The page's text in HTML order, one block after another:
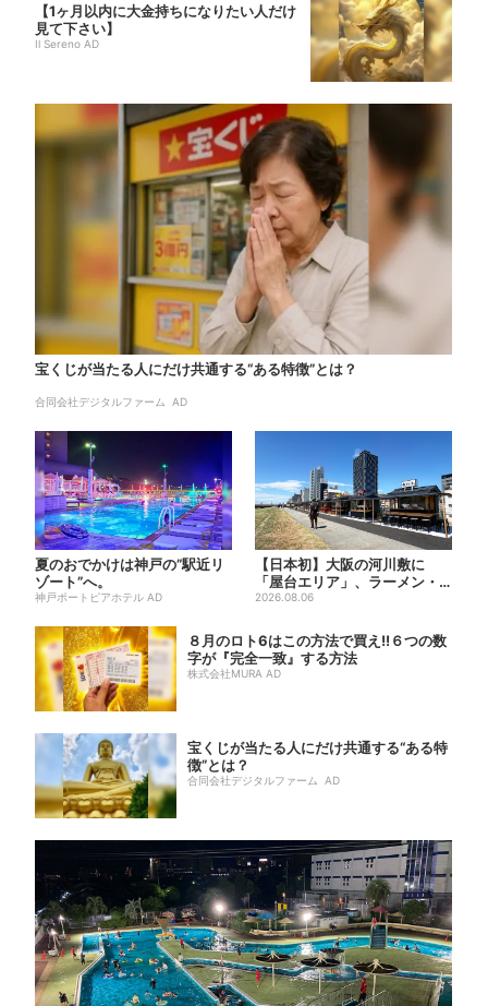
【1ヶ月以内に大金持ちになりたい人だけ
見て下さい】
Il Sereno AD
宝くじが当たる人にだけ共通する“ある特徴”とは？
合同会社デジタルファーム AD
夏のおでかけは神戸の”駅近リ
ゾート”へ。
神戸ポートピアホテル AD
【日本初】大阪の河川敷に
「屋台エリア」、ラーメン・
焼肉・しゃぶしゃぶ・カフェ
2026.08.06
８月のロト6はこの方法で買え!!６つの数
字が『完全一致』する方法
株式会社MURA AD
宝くじが当たる人にだけ共通する“ある特
徴”とは？
合同会社デジタルファーム AD